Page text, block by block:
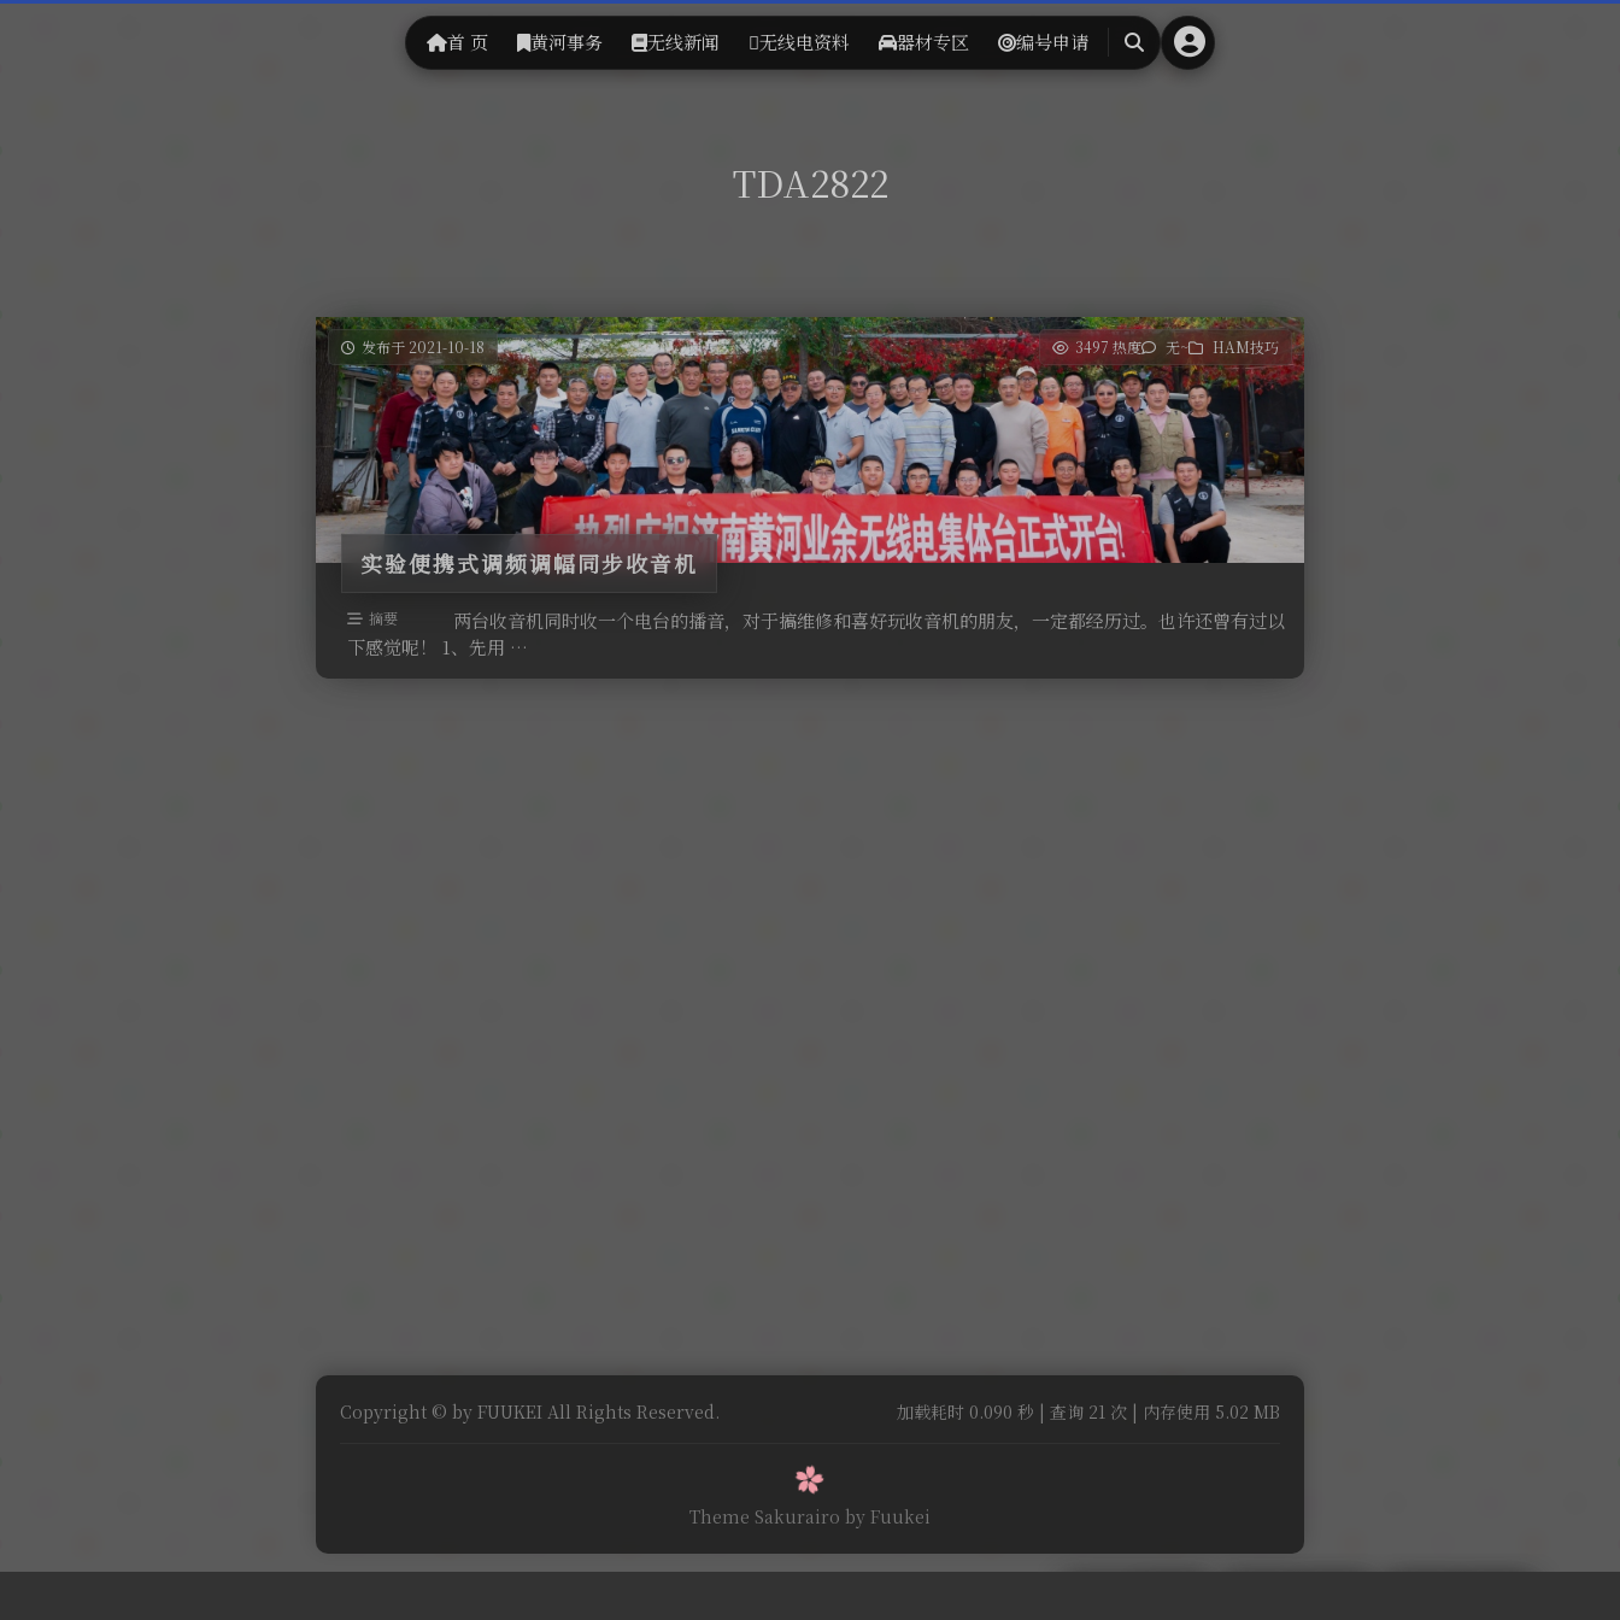
首 页 黄河事务 无线新闻 无线电资料 器材专区 编号申请
搜
TDA2822
发布于 2021-10-18 3497 热度 无~ HAM技巧
实验便携式调频调幅同步收音机
摘要
两台收音机同时收一个电台的播音，对于搞维修和喜好玩收音机的朋友，一定都经历过。也许还曾有过以
下感觉呢！ 1、先用 …
Copyright © by FUUKEI All Rights Reserved. 加载耗时 0.090 秒 | 查询 21 次 | 内存使用 5.02 MB
Theme Sakurairo by Fuukei